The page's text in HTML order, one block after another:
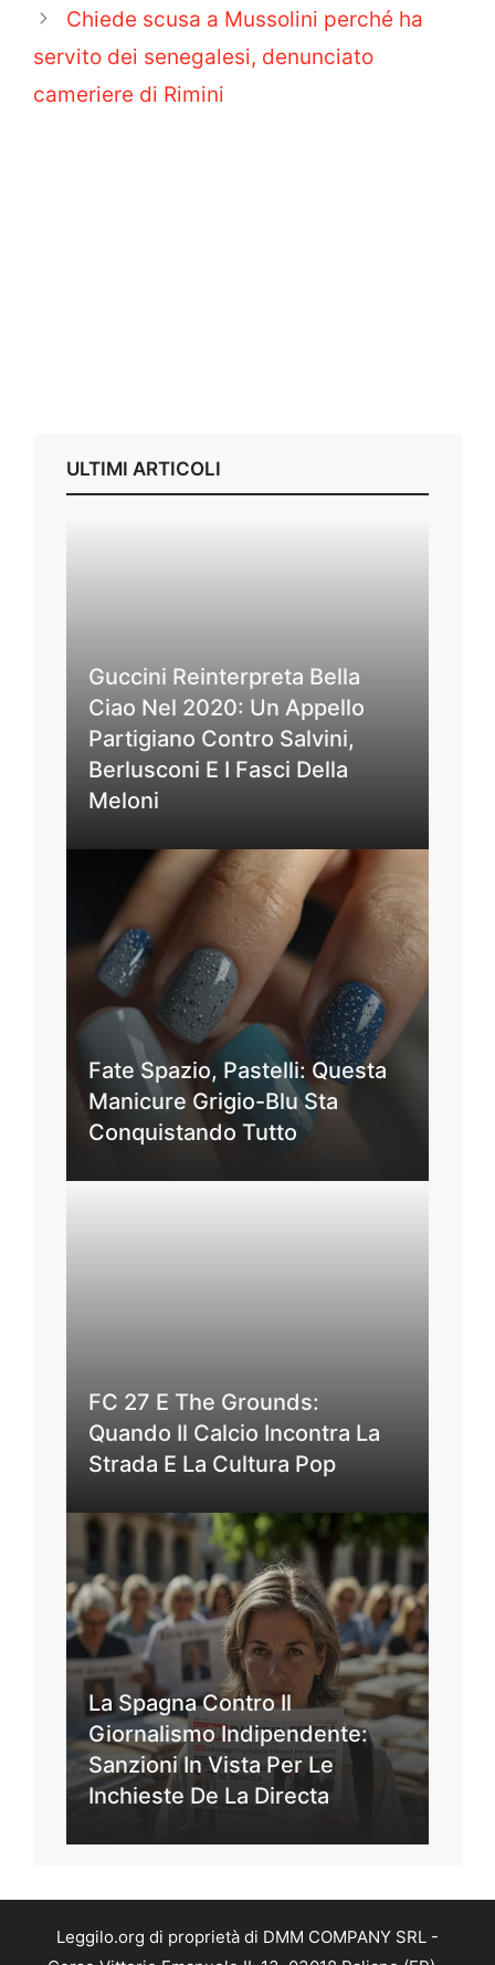
Chiede scusa a Mussolini perché ha
servito dei senegalesi, denunciato
cameriere di Rimini
ULTIMI ARTICOLI
Guccini Reinterpreta Bella
Ciao Nel 2020: Un Appello
Partigiano Contro Salvini,
Berlusconi E I Fasci Della
Meloni
Fate Spazio, Pastelli: Questa
Manicure Grigio-Blu Sta
Conquistando Tutto
FC 27 E The Grounds:
Quando Il Calcio Incontra La
Strada E La Cultura Pop
La Spagna Contro Il
Giornalismo Indipendente:
Sanzioni In Vista Per Le
Inchieste De La Directa
Leggilo.org di proprietà di DMM COMPANY SRL -